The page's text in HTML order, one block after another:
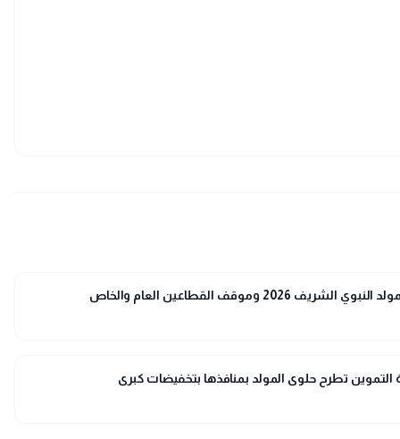
وموقف القطاعين العام والخاص